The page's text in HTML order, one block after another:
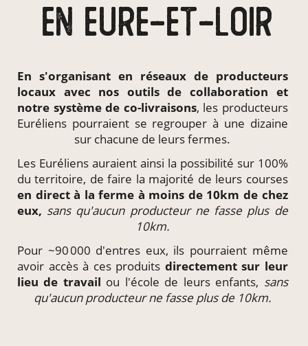
EN EURE-ET-LOIR
En s'organisant en réseaux de producteurs
locaux avec nos outils de collaboration et
notre système de co-livraisons, les producteurs
Euréliens pourraient se regrouper à une dizaine
sur chacune de leurs fermes.
Les Euréliens auraient ainsi la possibilité sur 100%
du territoire, de faire la majorité de leurs courses
en direct à la ferme à moins de 10km de chez
eux, sans qu'aucun producteur ne fasse plus de
10km.
Pour ~90 000 d'entres eux, ils pourraient même
avoir accès à ces produits directementsur leur
lieu de travail ou l'école de leurs enfants, sans
qu'aucun producteur ne fasse plus de 10km.